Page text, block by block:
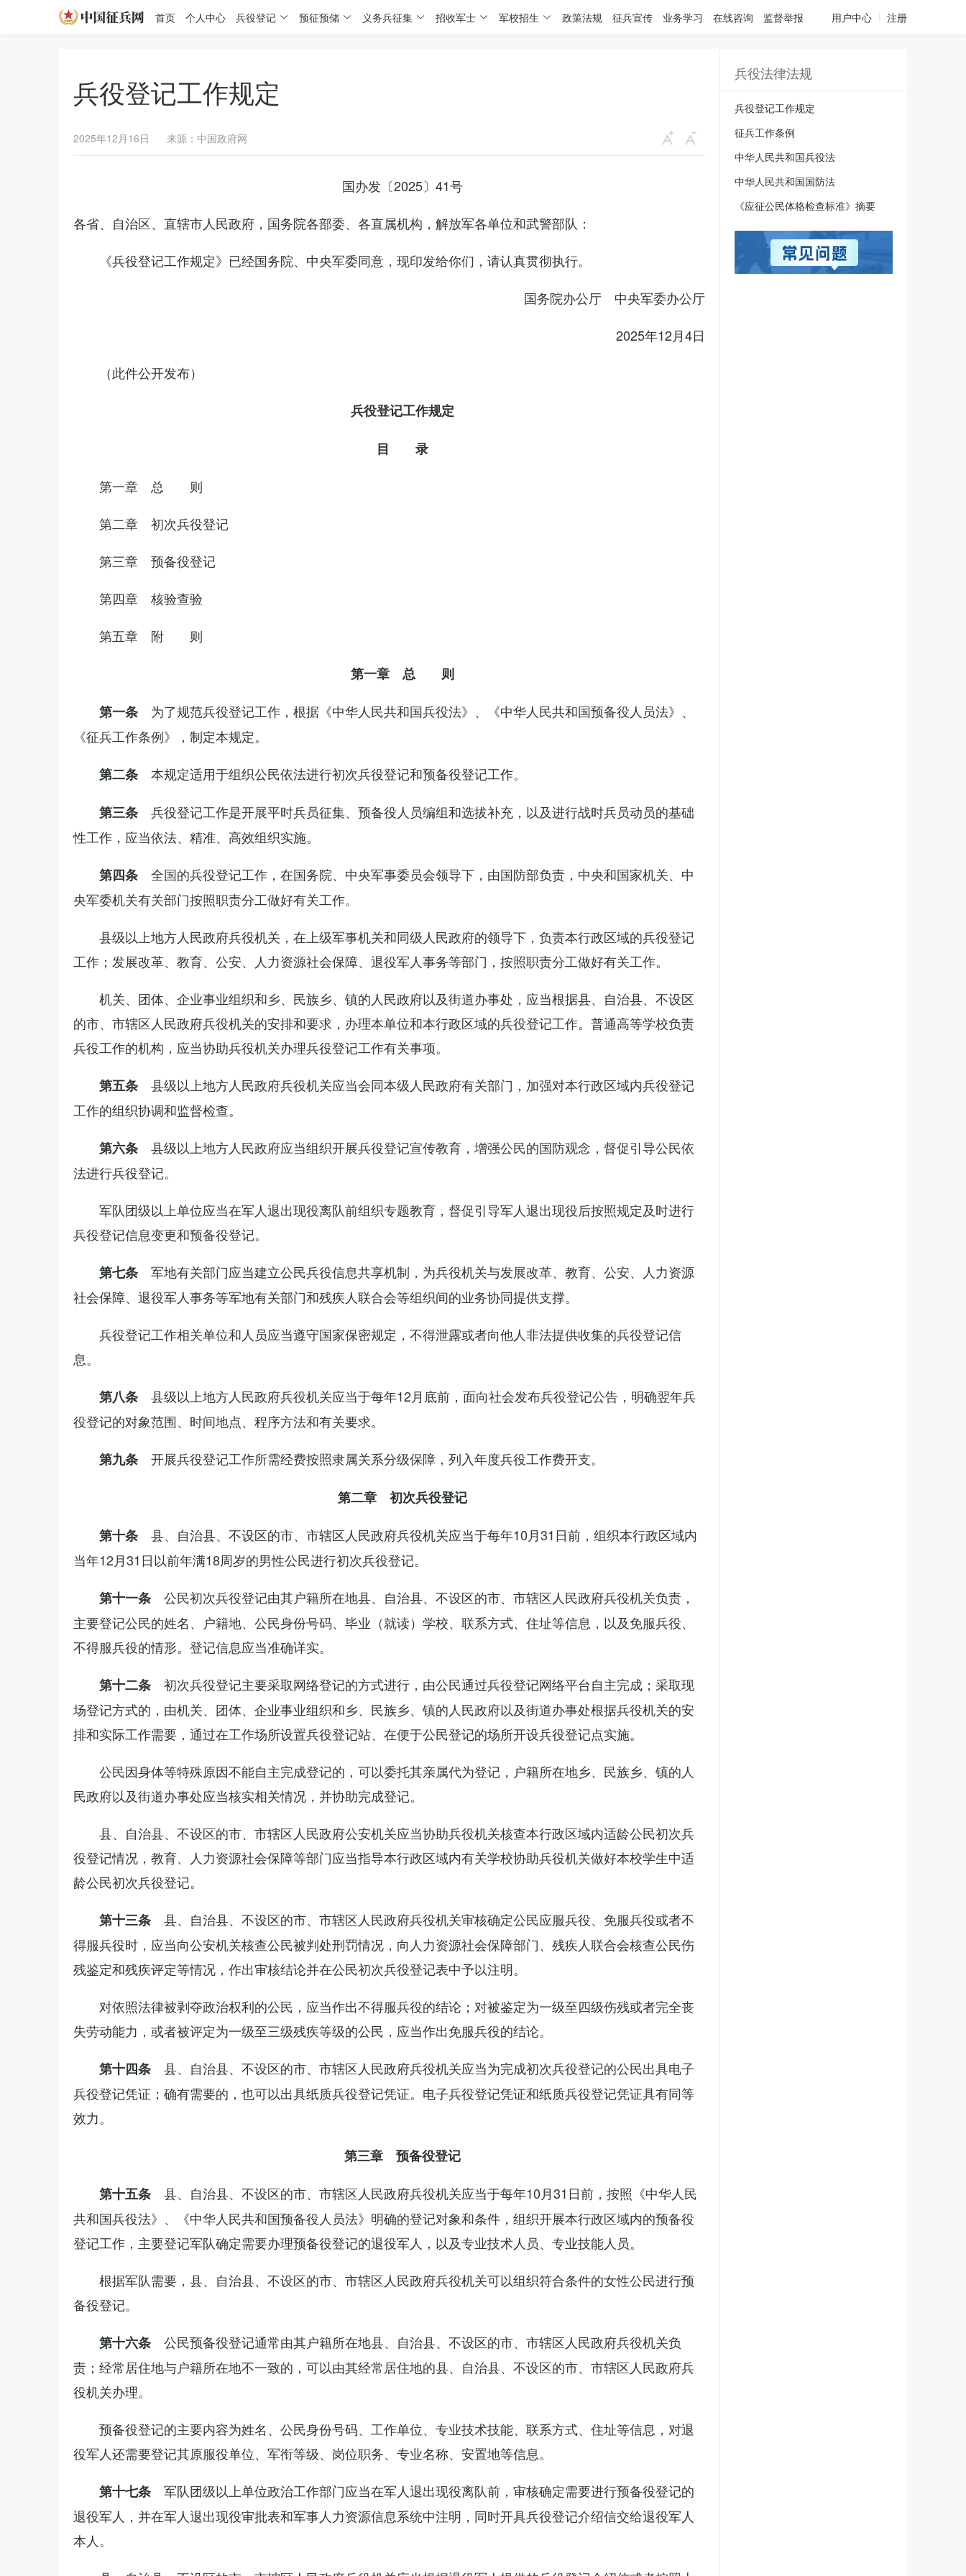
首页 个人中心 兵役登记 预征预储 义务兵征集 招收军士 军校招生 政策法规 征兵宣传 业务学习 在线咨询 监督举报 用户中心 注册
兵役登记工作规定
2025年12月16日 来源：中国政府网
国办发〔2025〕41号
各省、自治区、直辖市人民政府，国务院各部委、各直属机构，解放军各单位和武警部队：
《兵役登记工作规定》已经国务院、中央军委同意，现印发给你们，请认真贯彻执行。
国务院办公厅 中央军委办公厅
2025年12月4日
（此件公开发布）
兵役登记工作规定
目 录
第一章 总 则
第二章 初次兵役登记
第三章 预备役登记
第四章 核验查验
第五章 附 则
第一章 总 则
第一条 为了规范兵役登记工作，根据《中华人民共和国兵役法》、《中华人民共和国预备役人员法》、
《征兵工作条例》，制定本规定。
第二条 本规定适用于组织公民依法进行初次兵役登记和预备役登记工作。
第三条 兵役登记工作是开展平时兵员征集、预备役人员编组和选拔补充，以及进行战时兵员动员的基础
性工作，应当依法、精准、高效组织实施。
第四条 全国的兵役登记工作，在国务院、中央军事委员会领导下，由国防部负责，中央和国家机关、中
央军委机关有关部门按照职责分工做好有关工作。
县级以上地方人民政府兵役机关，在上级军事机关和同级人民政府的领导下，负责本行政区域的兵役登记
工作；发展改革、教育、公安、人力资源社会保障、退役军人事务等部门，按照职责分工做好有关工作。
机关、团体、企业事业组织和乡、民族乡、镇的人民政府以及街道办事处，应当根据县、自治县、不设区
的市、市辖区人民政府兵役机关的安排和要求，办理本单位和本行政区域的兵役登记工作。普通高等学校负责
兵役工作的机构，应当协助兵役机关办理兵役登记工作有关事项。
第五条 县级以上地方人民政府兵役机关应当会同本级人民政府有关部门，加强对本行政区域内兵役登记
工作的组织协调和监督检查。
第六条 县级以上地方人民政府应当组织开展兵役登记宣传教育，增强公民的国防观念，督促引导公民依
法进行兵役登记。
军队团级以上单位应当在军人退出现役离队前组织专题教育，督促引导军人退出现役后按照规定及时进行
兵役登记信息变更和预备役登记。
第七条 军地有关部门应当建立公民兵役信息共享机制，为兵役机关与发展改革、教育、公安、人力资源
社会保障、退役军人事务等军地有关部门和残疾人联合会等组织间的业务协同提供支撑。
兵役登记工作相关单位和人员应当遵守国家保密规定，不得泄露或者向他人非法提供收集的兵役登记信
息。
第八条 县级以上地方人民政府兵役机关应当于每年12月底前，面向社会发布兵役登记公告，明确翌年兵
役登记的对象范围、时间地点、程序方法和有关要求。
第九条 开展兵役登记工作所需经费按照隶属关系分级保障，列入年度兵役工作费开支。
第二章 初次兵役登记
第十条 县、自治县、不设区的市、市辖区人民政府兵役机关应当于每年10月31日前，组织本行政区域内
当年12月31日以前年满18周岁的男性公民进行初次兵役登记。
第十一条 公民初次兵役登记由其户籍所在地县、自治县、不设区的市、市辖区人民政府兵役机关负责，
主要登记公民的姓名、户籍地、公民身份号码、毕业（就读）学校、联系方式、住址等信息，以及免服兵役、
不得服兵役的情形。登记信息应当准确详实。
第十二条 初次兵役登记主要采取网络登记的方式进行，由公民通过兵役登记网络平台自主完成；采取现
场登记方式的，由机关、团体、企业事业组织和乡、民族乡、镇的人民政府以及街道办事处根据兵役机关的安
排和实际工作需要，通过在工作场所设置兵役登记站、在便于公民登记的场所开设兵役登记点实施。
公民因身体等特殊原因不能自主完成登记的，可以委托其亲属代为登记，户籍所在地乡、民族乡、镇的人
民政府以及街道办事处应当核实相关情况，并协助完成登记。
县、自治县、不设区的市、市辖区人民政府公安机关应当协助兵役机关核查本行政区域内适龄公民初次兵
役登记情况，教育、人力资源社会保障等部门应当指导本行政区域内有关学校协助兵役机关做好本校学生中适
龄公民初次兵役登记。
第十三条 县、自治县、不设区的市、市辖区人民政府兵役机关审核确定公民应服兵役、免服兵役或者不
得服兵役时，应当向公安机关核查公民被判处刑罚情况，向人力资源社会保障部门、残疾人联合会核查公民伤
残鉴定和残疾评定等情况，作出审核结论并在公民初次兵役登记表中予以注明。
对依照法律被剥夺政治权利的公民，应当作出不得服兵役的结论；对被鉴定为一级至四级伤残或者完全丧
失劳动能力，或者被评定为一级至三级残疾等级的公民，应当作出免服兵役的结论。
第十四条 县、自治县、不设区的市、市辖区人民政府兵役机关应当为完成初次兵役登记的公民出具电子
兵役登记凭证；确有需要的，也可以出具纸质兵役登记凭证。电子兵役登记凭证和纸质兵役登记凭证具有同等
效力。
第三章 预备役登记
第十五条 县、自治县、不设区的市、市辖区人民政府兵役机关应当于每年10月31日前，按照《中华人民
共和国兵役法》、《中华人民共和国预备役人员法》明确的登记对象和条件，组织开展本行政区域内的预备役
登记工作，主要登记军队确定需要办理预备役登记的退役军人，以及专业技术人员、专业技能人员。
根据军队需要，县、自治县、不设区的市、市辖区人民政府兵役机关可以组织符合条件的女性公民进行预
备役登记。
第十六条 公民预备役登记通常由其户籍所在地县、自治县、不设区的市、市辖区人民政府兵役机关负
责；经常居住地与户籍所在地不一致的，可以由其经常居住地的县、自治县、不设区的市、市辖区人民政府兵
役机关办理。
预备役登记的主要内容为姓名、公民身份号码、工作单位、专业技术技能、联系方式、住址等信息，对退
役军人还需要登记其原服役单位、军衔等级、岗位职务、专业名称、安置地等信息。
第十七条 军队团级以上单位政治工作部门应当在军人退出现役离队前，审核确定需要进行预备役登记的
退役军人，并在军人退出现役审批表和军事人力资源信息系统中注明，同时开具兵役登记介绍信交给退役军人
本人。
兵役法律法规
兵役登记工作规定
征兵工作条例
中华人民共和国兵役法
中华人民共和国国防法
《应征公民体格检查标准》摘要